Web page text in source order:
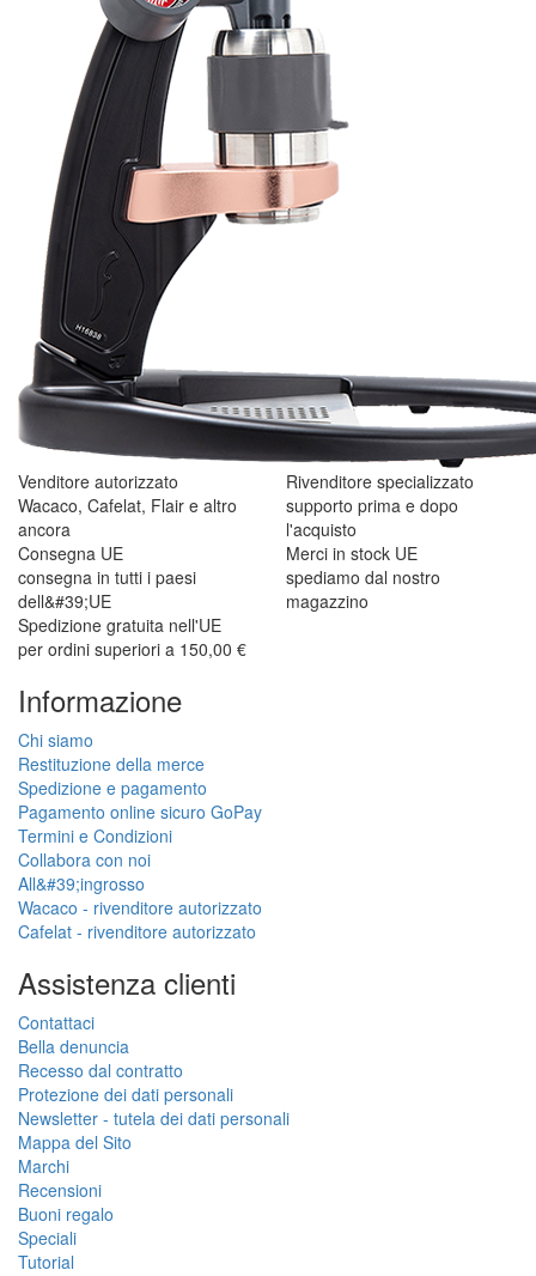
Venditore autorizzato
Wacaco, Cafelat, Flair e altro
ancora
Rivenditore specializzato
supporto prima e dopo
l'acquisto
Consegna UE
consegna in tutti i paesi
dell&#39;UE
Merci in stock UE
spediamo dal nostro
magazzino
Spedizione gratuita nell'UE
per ordini superiori a 150,00 €
Informazione
Chi siamo
Restituzione della merce
Spedizione e pagamento
Pagamento online sicuro GoPay
Termini e Condizioni
Collabora con noi
All&#39;ingrosso
Wacaco - rivenditore autorizzato
Cafelat - rivenditore autorizzato
Assistenza clienti
Contattaci
Bella denuncia
Recesso dal contratto
Protezione dei dati personali
Newsletter - tutela dei dati personali
Mappa del Sito
Marchi
Recensioni
Buoni regalo
Speciali
Tutorial